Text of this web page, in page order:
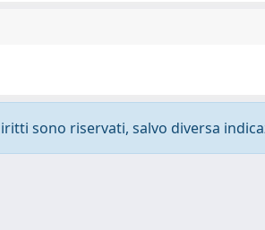
sono riservati, salvo diversa